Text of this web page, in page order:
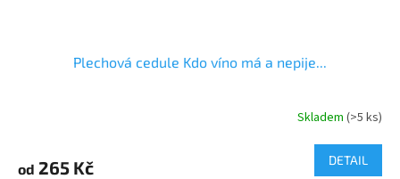
Plechová cedule Kdo víno má a nepije...
Skladem (>5 ks)
od 265 Kč DETAIL